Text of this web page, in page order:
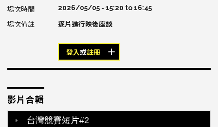
2026/05/05 - 15:20 to16:45
逐片進行映後座談
登入或註冊
影片合輯
台灣競賽短片#2